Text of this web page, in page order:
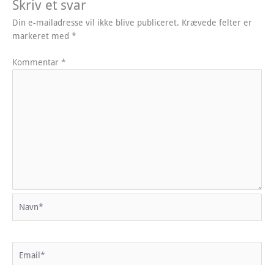
Skriv et svar
Din e-mailadresse vil ikke blive publiceret. Krævede felter er
markeret med *
Kommentar *